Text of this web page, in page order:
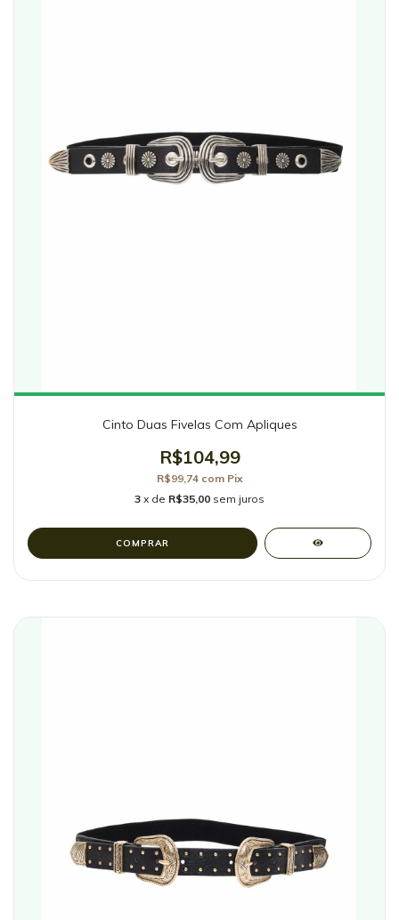
Cinto Duas Fivelas Com Apliques
R$104,99
R$99,74 com Pix
3 x de R$35,00 sem juros
COMPRAR